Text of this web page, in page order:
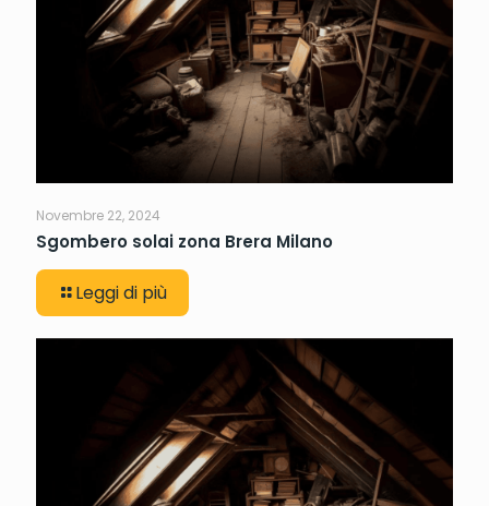
Novembre 22, 2024
Sgombero solai zona Brera Milano
Leggi di più